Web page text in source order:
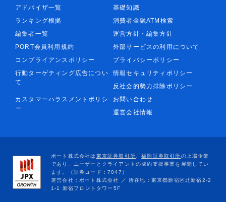
アドバイザ一覧
基礎知識
ランキング根拠
消費者金融ATM検索
編集者一覧
運営方針・編集方針
PORT会員利用規約
外部サービスの利用について
コンプライアンスポリシー
プライバシーポリシー
行動ターゲティング広告につい
て
情報セキュリティポリシー
反社会的勢力排除ポリシー
カスタマーハラスメントポリシ
ー
お問い合わせ
運営会社情報